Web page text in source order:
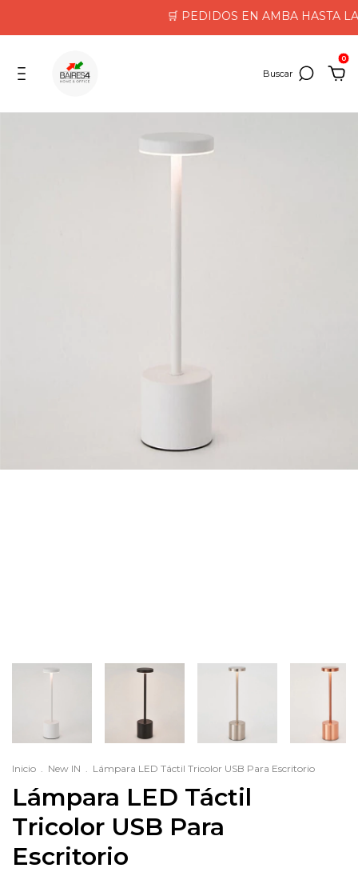
🛒 PEDIDOS EN AMBA HASTA
0
Inicio . New IN . Lámpara LED Táctil Tricolor USB Para Escritorio
Lámpara LED Táctil
Tricolor USB Para
Escritorio